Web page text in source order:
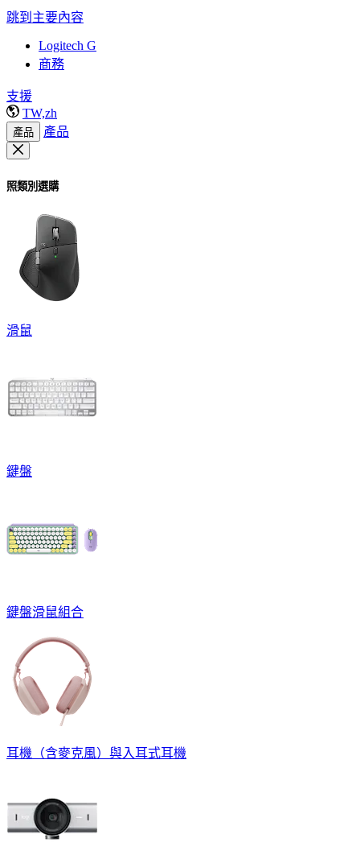
跳到主要內容
Logitech G
商務
支援
TW,zh
產品 產品
照類別選購
滑鼠
鍵盤
鍵盤滑鼠組合
耳機（含麥克風）與入耳式耳機